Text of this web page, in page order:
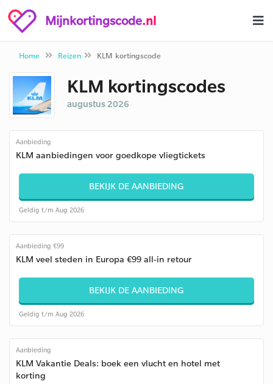
Mijnkortingscode.nl
Home Reizen KLM kortingscode
KLM kortingscodes
augustus 2026
Aanbieding
KLM aanbiedingen voor goedkope vliegtickets
BEKIJK DE AANBIEDING
Geldig t/m Aug 2026
Aanbieding €99
KLM veel steden in Europa €99 all-in retour
BEKIJK DE AANBIEDING
Geldig t/m Aug 2026
Aanbieding
KLM Vakantie Deals: boek een vlucht en hotel met
korting